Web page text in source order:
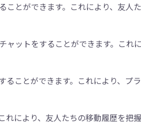
ことができます。これにより、友人
ャットをすることができます。これ
ることができます。これにより、プ
により、友人たちの移動履歴を把